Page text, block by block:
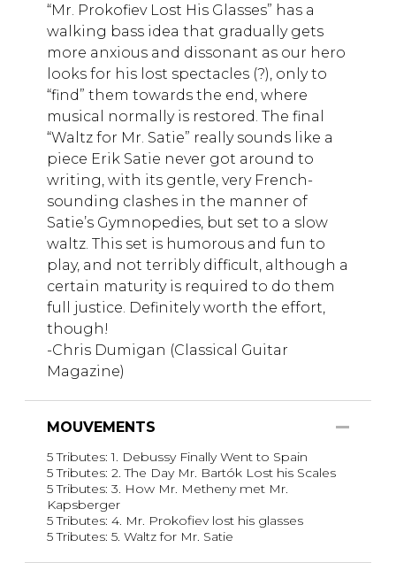
“Mr. Prokofiev Lost His Glasses” has a
walking bass idea that gradually gets
more anxious and dissonant as our hero
looks for his lost spectacles (?), only to
“find” them towards the end, where
musi­cal normally is restored. The final
“Waltz for Mr. Satie” really sounds like a
piece Erik Satie never got around to
writing, with its gentle, very French-
sounding clashes in the manner of
Satie’s Gymnopedies, but set to a slow
waltz. This set is humorous and fun to
play, and not terribly difficult, although a
certain maturity is required to do them
full justice. Definitely worth the effort,
though!
-Chris Dumigan (Classical Guitar
Magazine)
MOUVEMENTS
5 Tributes: 1. Debussy Finally Went to Spain
5 Tributes: 2. The Day Mr. Bartók Lost his Scales
5 Tributes: 3. How Mr. Metheny met Mr.
Kapsberger
5 Tributes: 4. Mr. Prokofiev lost his glasses
5 Tributes: 5. Waltz for Mr. Satie